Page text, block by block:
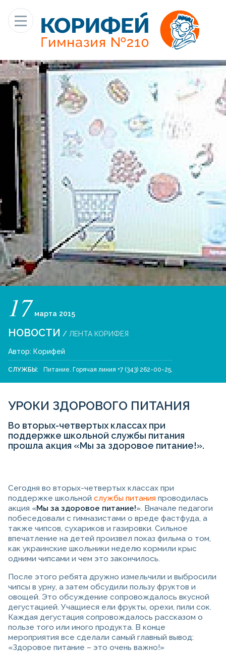
17 марта 2015
НОВОСТИ / ЛЕНТА КОРИФЕЯ
Автор: Корифей
СЛУЖБЫ: Питание. Горячая линия +7 (343) 262-00-25,
УРОКИ ЗДОРОВОГО ПИТАНИЯ
Во вторых-четвертых классах при
поддержке школьной службы питания
прошла акция «Мы за здоровое питание!».
Сегодня во вторых-четвертых классах при
поддержке школьной службы питания проводилась
акция «Мы за здоровое питание!». Вначале педагоги
побеседовали с гимназистами о вреде фастфуда, а
также чипсов, сухариков и газировки. Сильное
впечатление на детей произвел показ фильма о том,
как украинские школьники неделю кормили крыс
одними чипсами и чем это закончилось.
После этого ребята дружно измельчили и выбросили
чипсы в урну, а затем обсудили пользу фруктов и
овощей. Это обсуждение сопровождалось вкусной
дегустацией. Учащиеся ели фрукты, орехи, пили сок.
Каждая дегустация сопровождалось рассказом о
пользе того или иного продукта. В конце
мероприятия все сделали самый главный вывод:
«Здоровое питание – это очень важно!»